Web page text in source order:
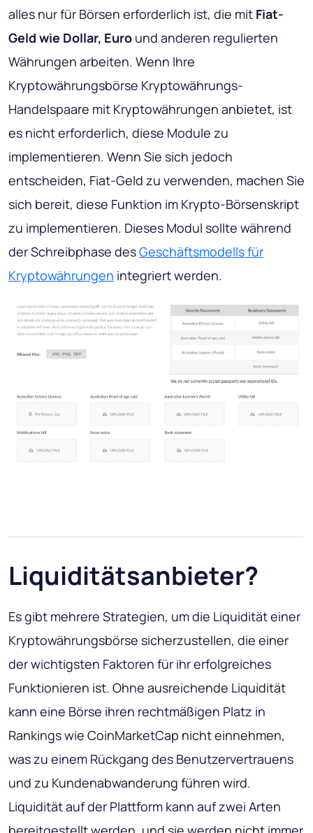
alles nur für Börsen erforderlich ist, die mit Fiat-
Geld wie Dollar, Euro und anderen regulierten
Währungen arbeiten. Wenn Ihre
Kryptowährungsbörse Kryptowährungs-
Handelspaare mit Kryptowährungen anbietet, ist
es nicht erforderlich, diese Module zu
implementieren. Wenn Sie sich jedoch
entscheiden, Fiat-Geld zu verwenden, machen Sie
sich bereit, diese Funktion im Krypto-Börsenskript
zu implementieren. Dieses Modul sollte während
der Schreibphase desGeschäftsmodells für
Kryptowährungen integriert werden.
Liquiditätsanbieter?
Es gibt mehrere Strategien, um die Liquidität einer
Kryptowährungsbörse sicherzustellen, die einer
der wichtigsten Faktoren für ihr erfolgreiches
Funktionieren ist. Ohne ausreichende Liquidität
kann eine Börse ihren rechtmäßigen Platz in
Rankings wie CoinMarketCap nicht einnehmen,
was zu einem Rückgang des Benutzervertrauens
und zu Kundenabwanderung führen wird.
Liquidität auf der Plattform kann auf zwei Arten